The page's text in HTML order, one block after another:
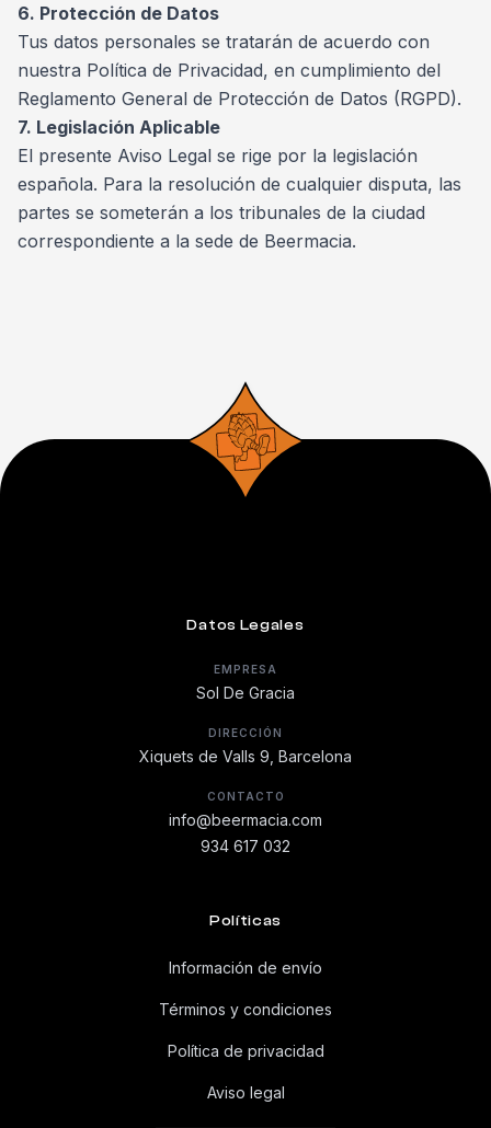
6. Protección de Datos
Tus datos personales se tratarán de acuerdo con
nuestra Política de Privacidad, en cumplimiento del
Reglamento General de Protección de Datos (RGPD).
7. Legislación Aplicable
El presente Aviso Legal se rige por la legislación
española. Para la resolución de cualquier disputa, las
partes se someterán a los tribunales de la ciudad
correspondiente a la sede de Beermacia.
Datos Legales
EMPRESA
Sol De Gracia
DIRECCIÓN
Xiquets de Valls 9, Barcelona
CONTACTO
info@beermacia.com
934 617 032
Políticas
Información de envío
Términos y condiciones
Política de privacidad
Aviso legal